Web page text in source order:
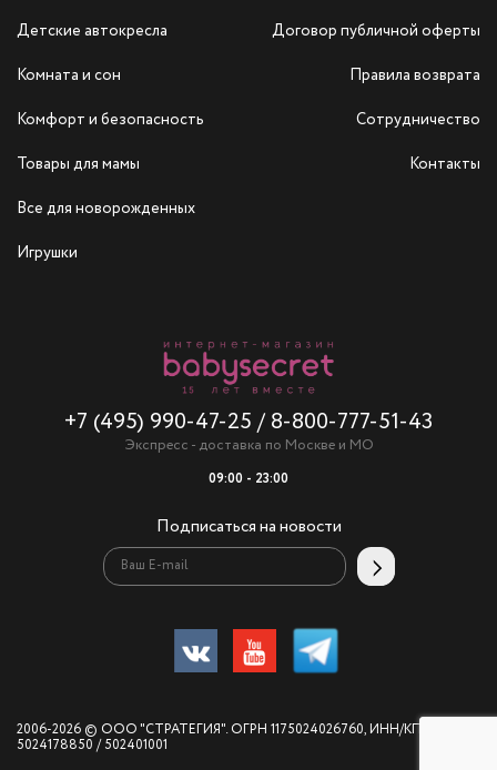
Детские автокресла
Комната и сон
Комфорт и безопасность
Товары для мамы
Все для новорожденных
Игрушки
+7 (495) 990-47-25 / 8-800-777-51-43
Экспресс - доставка по Москве и МО
09:00 - 23:00
Подписаться на новости
Договор публичной оферты
Правила возврата
Сотрудничество
Контакты
2006-2026 © ООО "СТРАТЕГИЯ". ОГРН 1175024026760, ИНН/КПП
5024178850 / 502401001